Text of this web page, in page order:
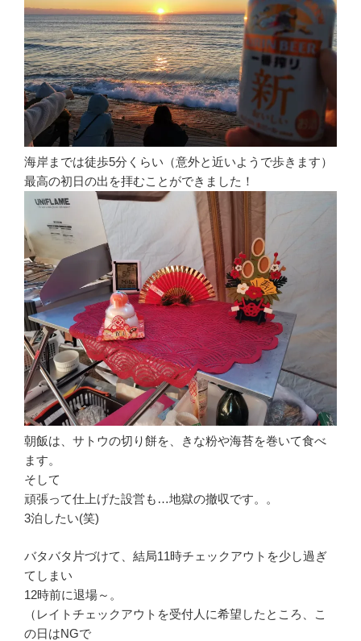
海岸までは徒歩5分くらい（意外と近いようで歩きます）
最高の初日の出を拝むことができました！
朝飯は、サトウの切り餅を、きな粉や海苔を巻いて食べ
ます。
そして
頑張って仕上げた設営も…地獄の撤収です。。
3泊したい(笑)
バタバタ片づけて、結局11時チェックアウトを少し過ぎ
てしまい
12時前に退場～。
（レイトチェックアウトを受付人に希望したところ、こ
の日はNGで